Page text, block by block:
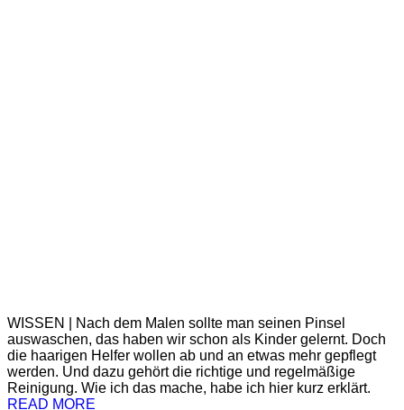
WISSEN | Nach dem Malen sollte man seinen Pinsel
auswaschen, das haben wir schon als Kinder gelernt. Doch
die haarigen Helfer wollen ab und an etwas mehr gepflegt
werden. Und dazu gehört die richtige und regelmäßige
Reinigung. Wie ich das mache, habe ich hier kurz erklärt.
READ MORE